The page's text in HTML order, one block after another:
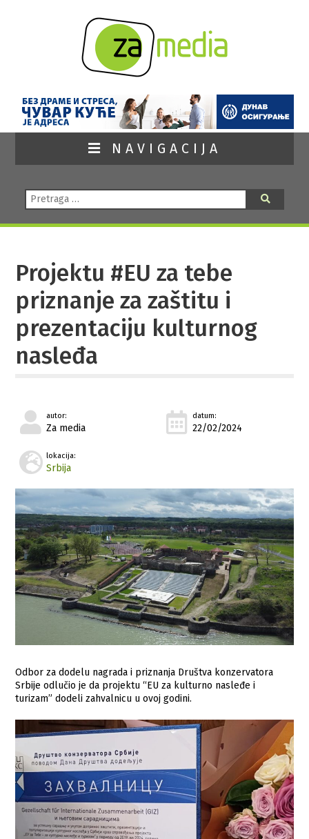
NAVIGACIJA
Pretraga:
Projektu #EU za tebe
priznanje za zaštitu i
prezentaciju kulturnog
nasleđa
autor:
Za media
datum:
22/02/2024
lokacija:
Srbija
Odbor za dodelu nagrada i priznanja Društva konzervatora
Srbije odlučio je da projektu “EU za kulturno nasleđe i
turizam” dodeli zahvalnicu u ovoj godini.